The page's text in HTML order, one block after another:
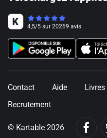
4,5/5 sur 20269 avis
Contact Aide Livres
Recrutement
© Kartable 2026